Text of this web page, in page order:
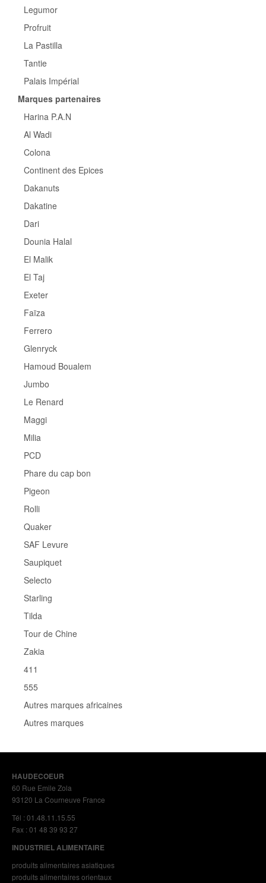
Legumor
Profruit
La Pastilla
Tantie
Palais Impérial
Marques partenaires
Harina P.A.N
Al Wadi
Colona
Continent des Epices
Dakanuts
Dakatine
Dari
Dounia Halal
El Malik
El Taj
Exeter
Faïza
Ferrero
Glenryck
Hamoud Boualem
Jumbo
Le Renard
Maggi
Milia
PCD
Phare du cap bon
Pigeon
Rolli
Quaker
SAF Levure
Saupiquet
Selecto
Starling
Tilda
Tour de Chine
Zakia
411
555
Autres marques africaines
Autres marques
HAUDECOEUR
60 Rue Emile Zola
93120 La Courneuve France
Tél : 01.48.11.15.55
Fax : 01 48 39 93 27
INDUSTRIEL ALIMENTAIRE
produits alimentaires asiatiques
produits alimentaires orientaux